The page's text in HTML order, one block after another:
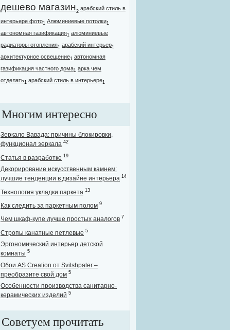
дешево магазин2 арабский стиль в
интерьере фото1 Алюминиевые потолки1
автономная газификация1 алюминиевые
радиаторы отопления1 арабский интерьер1
архитектурное освещение1 автономная
газификация частного дома1 арка чем
отделать1 арабский стиль в интерьере1
Многим интересно
Зеркало Вавада: причины блокировки,
функционал зеркала 42
Статья в разработке 19
Декорирование искусственным камнем:
лучшие тенденции в дизайне интерьера 14
Технология укладки паркета 13
Как следить за паркетным полом 9
Чем шкаф-купе лучше простых аналогов 7
Стропы канатные петлевые 5
Эргономический интерьер детской
комнаты 5
Обои AS Creation от Svitshpaler –
преобразите свой дом 5
Особенности производства санитарно-
керамических изделий 5
Советуем прочитать